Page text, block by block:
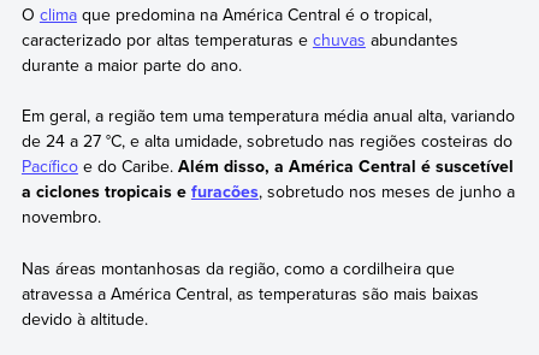
O climaque predomina na América Central é o tropical,
caracterizado por altas temperaturas e chuvas abundantes
durante a maior parte do ano.
Em geral, a região tem uma temperatura média anual alta, variando
de 24 a 27 °C, e alta umidade, sobretudo nas regiões costeiras do
Pacíficoe do Caribe. Além disso, a América Central é suscetível
a ciclones tropicais e furacões, sobretudo nos meses de junho a
novembro.
Nas áreas montanhosas da região, como a cordilheira que
atravessa a América Central, as temperaturas são mais baixas
devido à altitude.